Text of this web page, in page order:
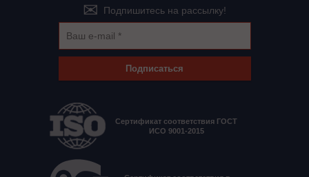
Подпишитесь на рассылку!
Подписаться
Сертификат соответствия ГОСТ
ИСО 9001-2015